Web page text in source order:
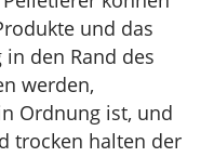
und das
den Rand des
werden,
Ordnung ist, und
trocken halten der